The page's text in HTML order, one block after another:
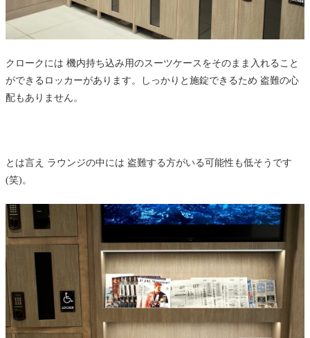
クロークには 機内持ち込み用のスーツケースをそのまま入れること
ができるロッカーがあります。しっかりと施錠できるため 盗難の心
配もありません。
とは言え ラウンジの中には 盗難する方がいる可能性も低そうです
(笑)。